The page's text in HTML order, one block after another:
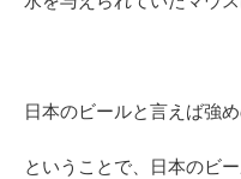
日本のビールと言えば強
ということで、日本のビ